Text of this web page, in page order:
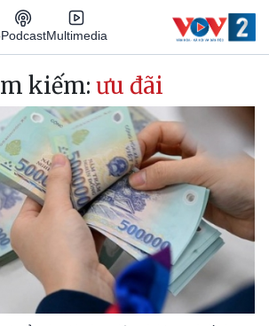
PodcastMultimedia
kiếm: ưu đãi